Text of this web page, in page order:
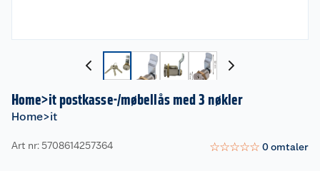
Home>it postkasse-/møbellås med 3 nøkler
Home>it
Art nr: 5708614257364 ☆☆☆☆☆ 0omtaler